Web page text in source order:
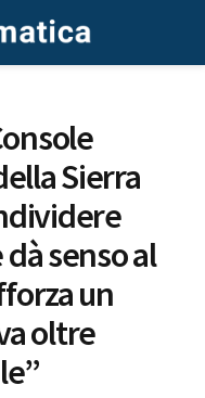
Sierra
senso al
un
oltre